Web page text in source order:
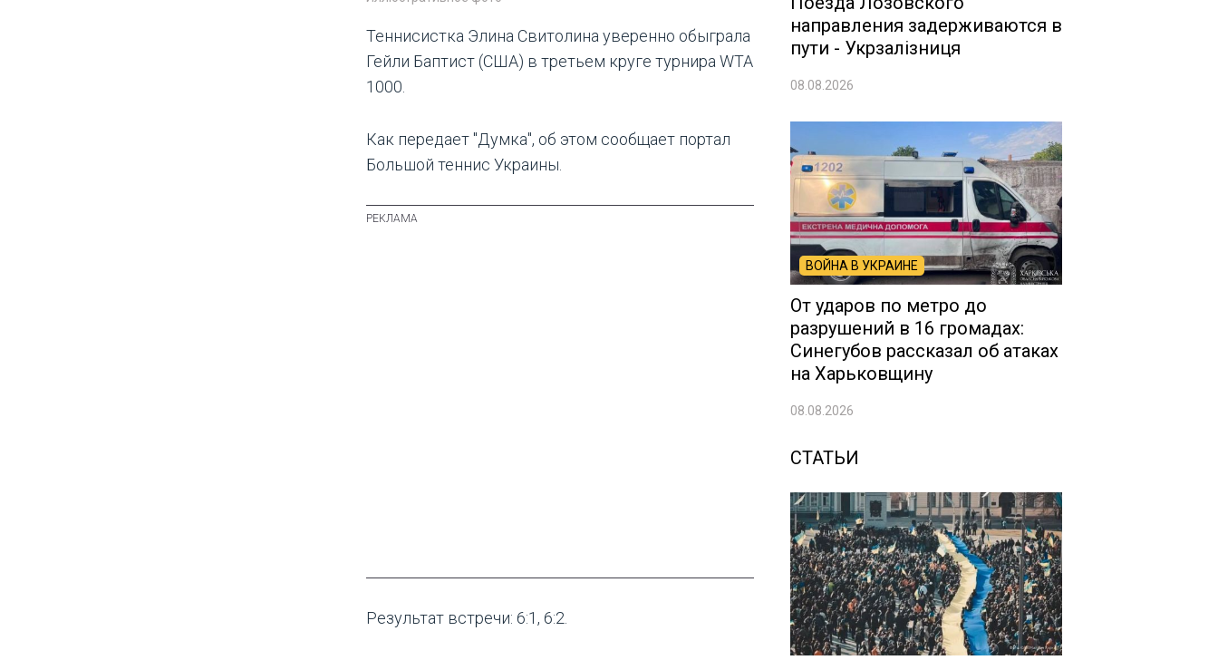
Теннисистка Элина Свитолина уверенно обыграла
Гейли Баптист (США) в третьем круге турнира WTA
1000.
Как передает "Думка", об этом сообщает портал
Большой теннис Украины.
Результат встречи: 6:1, 6:2.
направления задерживаются в
пути - Укрзалізниця
08.08.2026
ВОЙНА В УКРАИНЕ
От ударов по метро до
разрушений в 16 громадах:
Синегубов рассказал об атаках
на Харьковщину
08.08.2026
СТАТЬИ